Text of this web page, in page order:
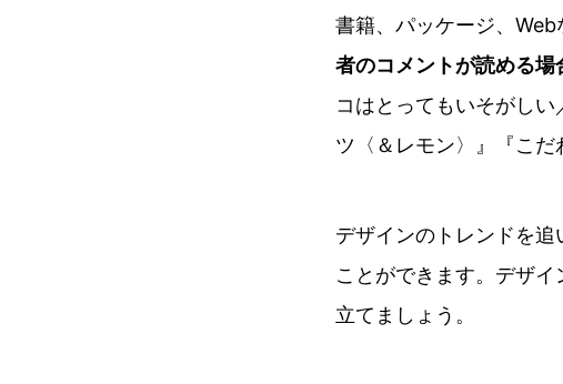
書籍、パッケージ、Web
者のコメントが読める場
コはとってもいそがし
ツ〈＆レモン〉』『こだ
デザインのトレンドを
ことができます。デザ
立てましょう。